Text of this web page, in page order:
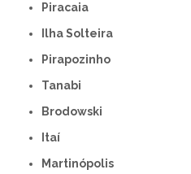
Piracaia
Ilha Solteira
Pirapozinho
Tanabi
Brodowski
Itaí
Martinópolis